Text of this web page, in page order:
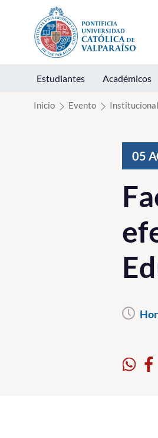
Click acá para ir directamente al
Estudiantes Académicos
Inicio Evento Institucional
05